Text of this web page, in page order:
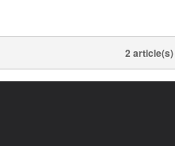
2 article(s)